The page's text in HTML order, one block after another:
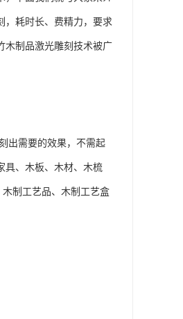
，耗时长、费精力，要求
木制品激光雕刻技术被广
出需要的效果，不需起
具、木板、木材、木梳
制工艺品、木制工艺盒